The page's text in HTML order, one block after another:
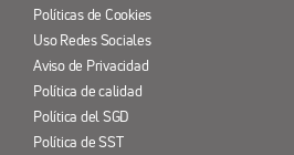
Políticas de Cookies
Uso Redes Sociales
Aviso de Privacidad
Política de calidad
Política del SGD
Política de SST